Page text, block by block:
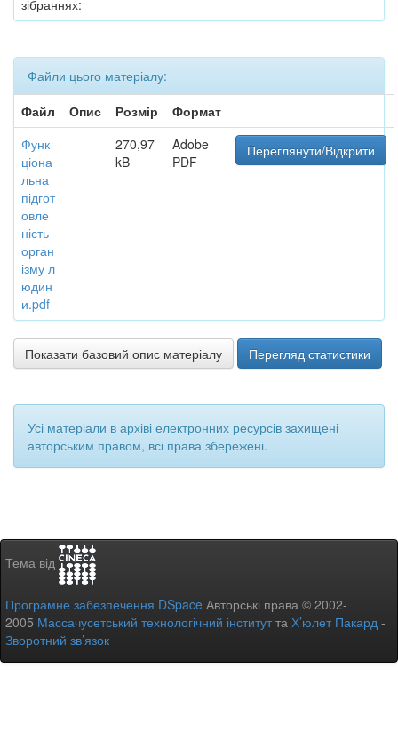
зібраннях:
Файли цього матеріалу:
Файл
Опис Розмір
Формат
Функ
ціона
льна
підгот
овле
ність
орган
ізму л
юдин
и.pdf
270,97
kB
Adobe
PDF
Переглянути/Відкрити
Показати базовий опис матеріалу Перегляд статистики
Усі матеріали в архіві електронних ресурсів захищені
авторським правом, всі права збережені.
Тема від
Програмне забезпечення DSpace Авторські права © 2002-
2005 Массачусетський технологічний інститутта Х’юлет Пакард -
Зворотний зв’язок